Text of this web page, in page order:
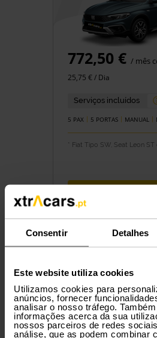
Consentir Detalhes
Este website utiliza cookies
Utilizamos cookies para
anúncios, fornecer
analisar o nosso tráfego.
informações acerca da sua
nossos parceiros de redes
análise, que as podem combinar
772,50 € / mês
25,75 € / Dia
Serviços incluídos
5 PAX 5 PORTAS MANUAL
* Fiat Tipo SW, Seat Leon
AUDIA3 Sportback